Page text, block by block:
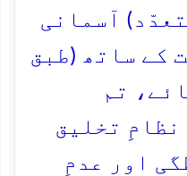
آسمانی
کے ساتھ (طبق
تم
نظامِ تخلیق
اور عدمِ